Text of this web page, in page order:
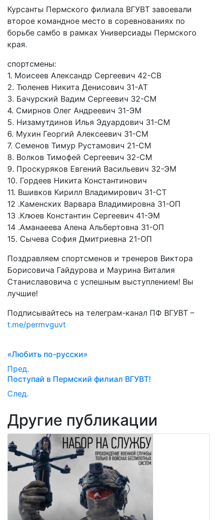
Курсанты Пермского филиала ВГУВТ завоевали
второе командное место в соревнованиях по
борьбе самбо в рамках Универсиады Пермского
края.
спортсмены:
1. Моисеев Александр Сергеевич 42-СВ
2. Тюленев Никита Денисович 31-АТ
3. Бачурский Вадим Сергеевич 32-СМ
4. Смирнов Олег Андреевич 31-ЭМ
5. Низамутдинов Илья Эдуардович 31-СМ
6. Мухин Георгий Алексеевич 31-СМ
7. Семенов Тимур Рустамович 21-СМ
8. Волков Тимофей Сергеевич 32-СМ
9. Проскуряков Евгений Васильевич 32-ЭМ
10. Гордеев Никита Константинович
11. Вшивков Кирилл Владимирович 31-СТ
12 .Каменских Варвара Владимировна 31-ОП
13 .Клюев Константин Сергеевич 41-ЭМ
14 .Аманаеева Алена Альбертовна 31-ОП
15. Сычева София Дмитриевна 21-ОП
Поздравляем спортсменов и тренеров Виктора
Борисовича Гайдурова и Маурина Виталия
Станиславовича с успешным выступлением! Вы
лучшие!
Подписывайтесь на телеграм-канал ПФ ВГУВТ –
t.me/permvguvt
«Любить по-русски»
Пред.
Поступай в Пермский филиал ВГУВТ!
След.
Другие публикации